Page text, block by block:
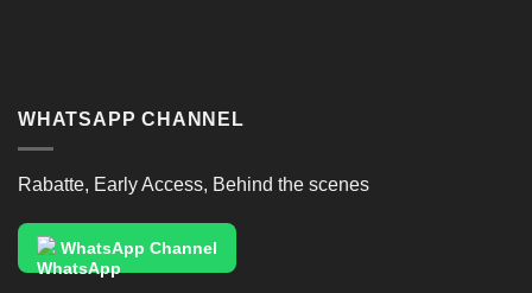
WHATSAPP CHANNEL
Rabatte, Early Access, Behind the scenes
WhatsApp Channel